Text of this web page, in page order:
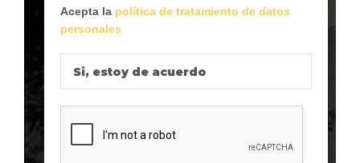
Acepta la política de tratamiento de datos
personales
Si, estoy de acuerdo